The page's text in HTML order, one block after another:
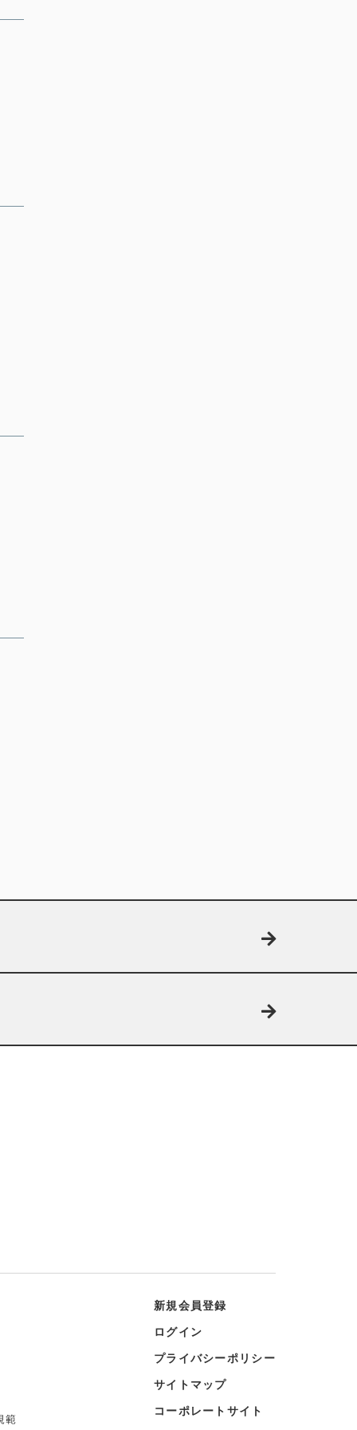
範
新規会員登録
ログイン
プライバシーポリシー
サイトマップ
コーポレートサイト